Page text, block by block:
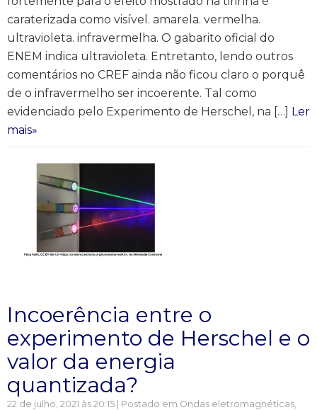
caraterizada como visível. amarela. vermelha.
ultravioleta. infravermelha. O gabarito oficial do
ENEM indica ultravioleta. Entretanto, lendo outros
comentários no CREF ainda não ficou claro o porquê
de o infravermelho ser incoerente. Tal como
evidenciado pelo Experimento de Herschel, na […] Ler
mais»
Incoerência entre o
experimento de Herschel e o
valor da energia
quantizada?
22 de julho, 2021 às 20:15 | Postado em Ondas eletromagnéticas,